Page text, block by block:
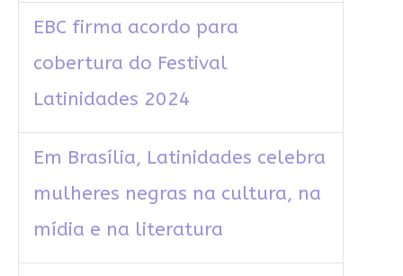
EBC firma acordo para
cobertura do Festival
Latinidades 2024
Em Brasília, Latinidades celebra
mulheres negras na cultura, na
mídia e na literatura